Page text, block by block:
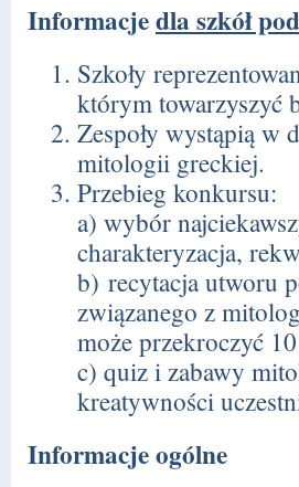
Informacjedla szkół
Szkoły
którym towarzyszyć
Zespoły wystąpią w
mitologii greckiej.
Przebieg konkursu:
a) wybór
charakteryzacja,
b) recytacja utworu
związanego z
może przekroczyć
c) quiz i zabawy
kreatywności
Informacje ogólne